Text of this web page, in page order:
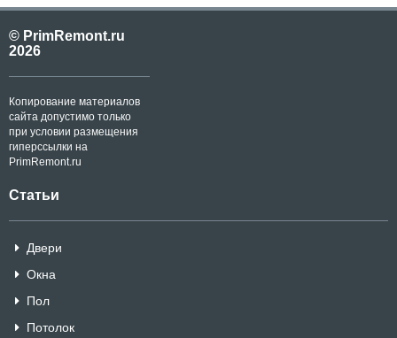
© PrimRemont.ru
2026
Копирование материалов
сайта допустимо только
при условии размещения
гиперссылки на
PrimRemont.ru
Статьи
Двери
Окна
Пол
Потолок